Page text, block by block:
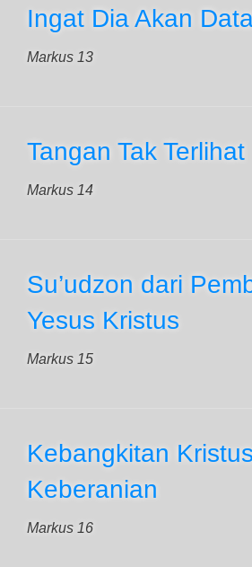
Ingat Dia Akan
Markus 13
Tangan Tak Terlihat
Markus 14
Su’udzon dari
Yesus Kristus
Markus 15
Kebangkitan
Keberanian
Markus 16